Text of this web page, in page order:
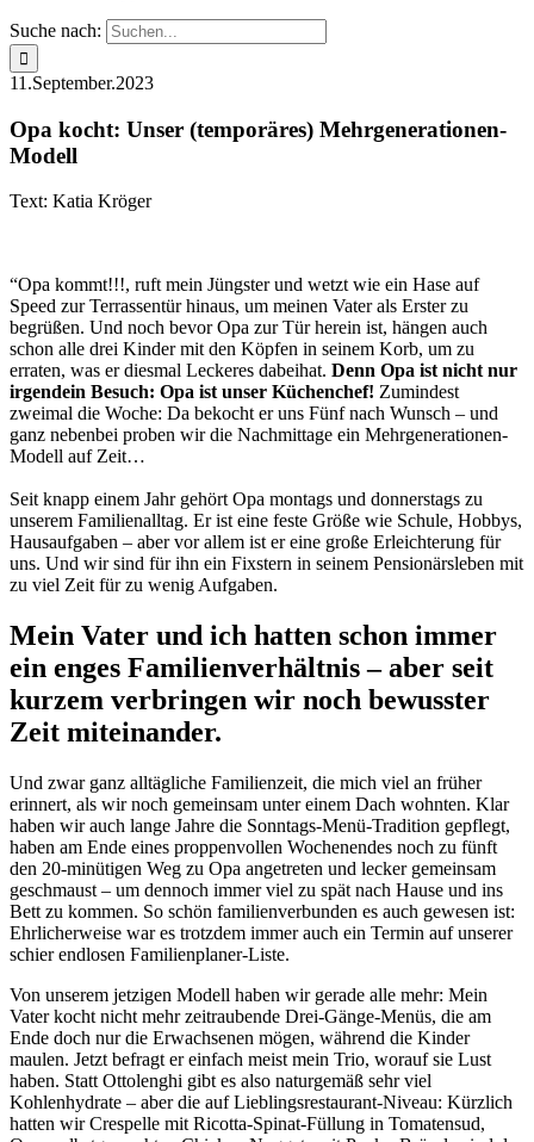
Suche nach:
11.September.2023
Opa kocht: Unser (temporäres) Mehrgenerationen-
Modell
Text: Katia Kröger
“Opa kommt!!!, ruft mein Jüngster und wetzt wie ein Hase auf
Speed zur Terrassentür hinaus, um meinen Vater als Erster zu
begrüßen. Und noch bevor Opa zur Tür herein ist, hängen auch
schon alle drei Kinder mit den Köpfen in seinem Korb, um zu
erraten, was er diesmal Leckeres dabeihat. Denn Opa ist nicht nur
irgendein Besuch: Opa ist unser Küchenchef! Zumindest
zweimal die Woche: Da bekocht er uns Fünf nach Wunsch – und
ganz nebenbei proben wir die Nachmittage ein Mehrgenerationen-
Modell auf Zeit…
Seit knapp einem Jahr gehört Opa montags und donnerstags zu
unserem Familienalltag. Er ist eine feste Größe wie Schule, Hobbys,
Hausaufgaben – aber vor allem ist er eine große Erleichterung für
uns. Und wir sind für ihn ein Fixstern in seinem Pensionärsleben mit
zu viel Zeit für zu wenig Aufgaben.
Mein Vater und ich hatten schon immer
ein enges Familienverhältnis – aber seit
kurzem verbringen wir noch bewusster
Zeit miteinander.
Und zwar ganz alltägliche Familienzeit, die mich viel an früher
erinnert, als wir noch gemeinsam unter einem Dach wohnten. Klar
haben wir auch lange Jahre die Sonntags-Menü-Tradition gepflegt,
haben am Ende eines proppenvollen Wochenendes noch zu fünft
den 20-minütigen Weg zu Opa angetreten und lecker gemeinsam
geschmaust – um dennoch immer viel zu spät nach Hause und ins
Bett zu kommen. So schön familienverbunden es auch gewesen ist:
Ehrlicherweise war es trotzdem immer auch ein Termin auf unserer
schier endlosen Familienplaner-Liste.
Von unserem jetzigen Modell haben wir gerade alle mehr: Mein
Vater kocht nicht mehr zeitraubende Drei-Gänge-Menüs, die am
Ende doch nur die Erwachsenen mögen, während die Kinder
maulen. Jetzt befragt er einfach meist mein Trio, worauf sie Lust
haben. Statt Ottolenghi gibt es also naturgemäß sehr viel
Kohlenhydrate – aber die auf Lieblingsrestaurant-Niveau: Kürzlich
hatten wir Crespelle mit Ricotta-Spinat-Füllung in Tomatensud,